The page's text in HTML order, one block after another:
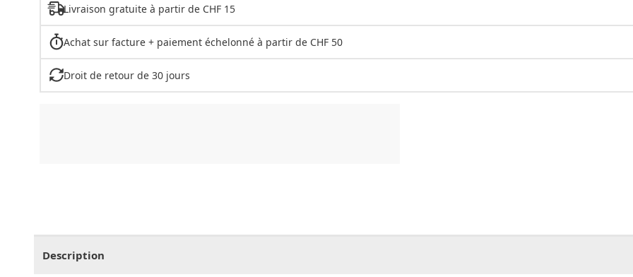
Livraison gratuite à partir de CHF 15
Achat sur facture + paiement échelonné à partir de CHF 50
Droit de retour de 30 jours
Description